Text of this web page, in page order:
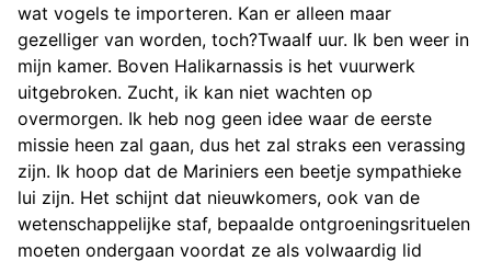
wat vogels te importeren. Kan er alleen maar
gezelliger van worden, toch?Twaalf uur. Ik ben weer in
mijn kamer. Boven Halikarnassis is het vuurwerk
uitgebroken. Zucht, ik kan niet wachten op
overmorgen. Ik heb nog geen idee waar de eerste
missie heen zal gaan, dus het zal straks een verassing
zijn. Ik hoop dat de Mariniers een beetje sympathieke
lui zijn. Het schijnt dat nieuwkomers, ook van de
wetenschappelijke staf, bepaalde ontgroeningsrituelen
moeten ondergaan voordat ze als volwaardig lid